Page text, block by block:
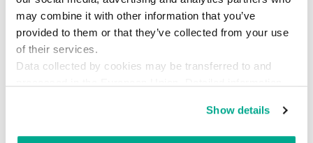
may combine it with other information that you’ve
provided to them or that they’ve collected from your use
of their services.
Data collected by cookies may be transferred to and
Show details
カスペルスキー スタンダード